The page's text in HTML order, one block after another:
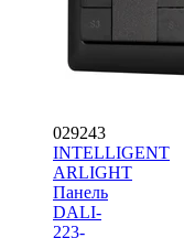
029243
INTELLIGENT
ARLIGHT
Панель
DALI-
223-